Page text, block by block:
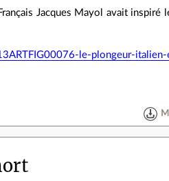
Jacques Mayol avait inspiré
le-plongeur-italien-